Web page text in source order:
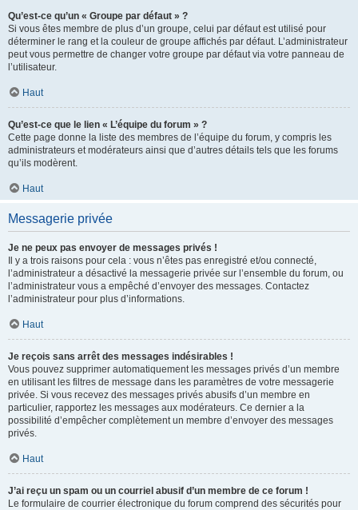
Qu’est-ce qu’un « Groupe par défaut » ?
Si vous êtes membre de plus d’un groupe, celui par défaut est utilisé pour
déterminer le rang et la couleur de groupe affichés par défaut. L’administrateur
peut vous permettre de changer votre groupe par défaut via votre panneau de
l’utilisateur.
Haut
Qu’est-ce que le lien « L’équipe du forum » ?
Cette page donne la liste des membres de l’équipe du forum, y compris les
administrateurs et modérateurs ainsi que d’autres détails tels que les forums
qu’ils modèrent.
Haut
Messagerie privée
Je ne peux pas envoyer de messages privés !
Il y a trois raisons pour cela : vous n’êtes pas enregistré et/ou connecté,
l’administrateur a désactivé la messagerie privée sur l’ensemble du forum, ou
l’administrateur vous a empêché d’envoyer des messages. Contactez
l’administrateur pour plus d’informations.
Haut
Je reçois sans arrêt des messages indésirables !
Vous pouvez supprimer automatiquement les messages privés d’un membre
en utilisant les filtres de message dans les paramètres de votre messagerie
privée. Si vous recevez des messages privés abusifs d’un membre en
particulier, rapportez les messages aux modérateurs. Ce dernier a la
possibilité d’empêcher complètement un membre d’envoyer des messages
privés.
Haut
J’ai reçu un spam ou un courriel abusif d’un membre de ce forum !
Le formulaire de courrier électronique du forum comprend des sécurités pour